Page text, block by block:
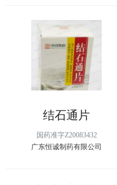
结石通片
国药准字Z20083432
广东恒诚制药有限公司